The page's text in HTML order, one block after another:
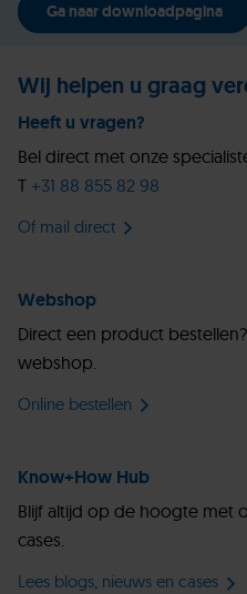
Ga naar downloadpagina
Wij helpen u graag
Heeft u vragen?
Bel direct met onze
T +31 88 855 82 98
Of mail direct
Webshop
Direct een product
webshop.
Online bestellen
Know+How Hub
Blijf altijd op de hoogte met
cases.
Lees blogs, nieuws en cases